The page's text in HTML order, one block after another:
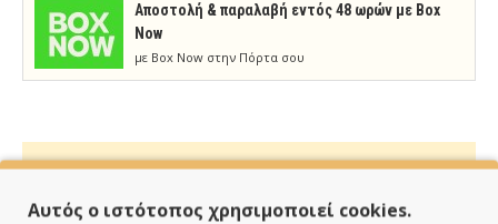
Aποστολή & παραλαβή εντός 48 ωρών με Box
Now
με Box Now στην Πόρτα σου
ΠΑΡΑΔΙΔΟΥΜΕ ΓΡΗΓΟΡΑ
Αυτός ο ιστότοπος χρησιμοποιεί cookies.